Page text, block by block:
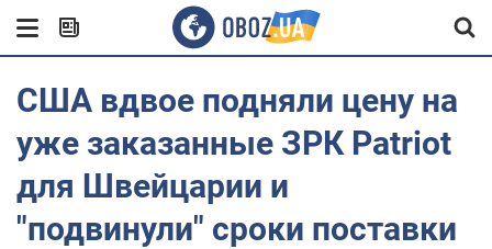
США вдвое подняли цену на
уже заказанные ЗРК Patriot
для Швейцарии и
"подвинули" сроки поставки